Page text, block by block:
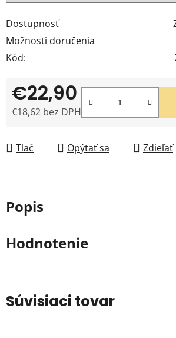
Dostupnosť
Možnosti doručenia
Kód:
€22,90
€18,62 bez DPH
Tlač Opýtať sa Zdieľať
Popis
Hodnotenie
Súvisiaci tovar